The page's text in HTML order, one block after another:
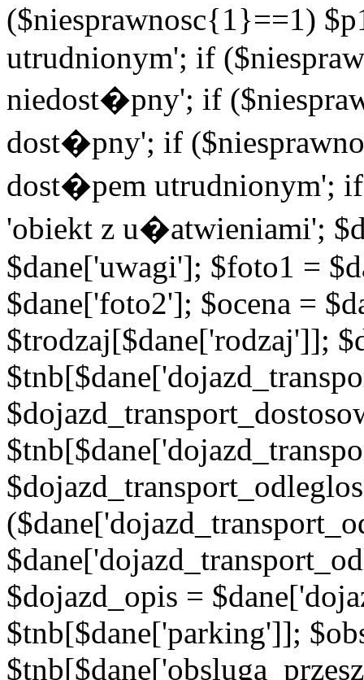
($niesprawnosc{1}==1)
utrudnionym'; if
niedost�pny'; if
dost�pny'; if
dost�pem utrudnionym';
'obiekt z u�atwieniami';
$dane['uwagi']; $foto1 =
$dane['foto2']; $ocena =
$trodzaj[$dane['rodzaj']];
$dojazd_opis =
$tnb[$dane['parking']];